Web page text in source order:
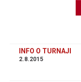
INFO O TURNAJI
2.8.2015